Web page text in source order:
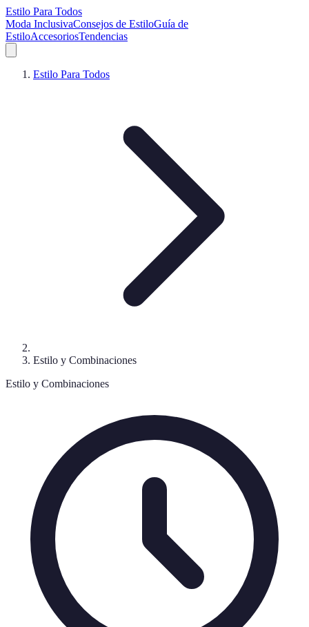
Estilo Para Todos
Moda InclusivaConsejos de EstiloGuía de
EstiloAccesoriosTendencias
Estilo Para Todos
Estilo y Combinaciones
Estilo y Combinaciones